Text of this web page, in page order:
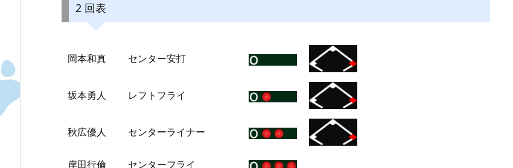
2 回表
岡本和真 センター安打
坂本勇人 レフトフライ
秋広優人 センターライナー
岸田行倫 センターフライ